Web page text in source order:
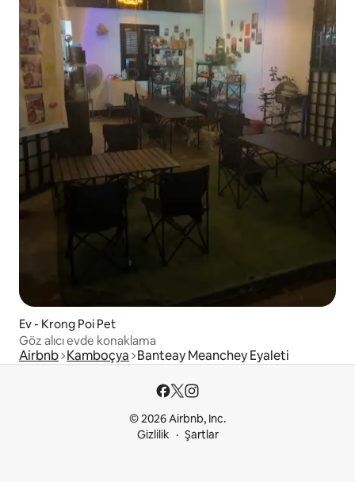
Ev - Krong Poi Pet
Göz alıcı evde konaklama
Airbnb Kamboçya Banteay Meanchey Eyaleti
© 2026 Airbnb, Inc.
Gizlilik
Şartlar